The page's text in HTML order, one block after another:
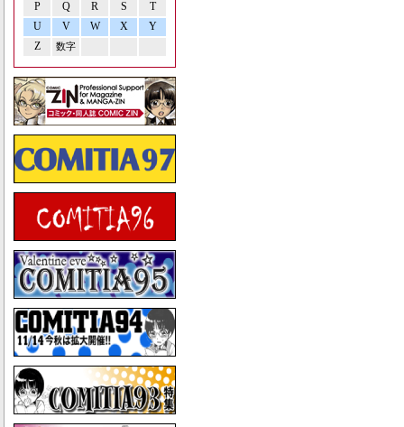
P Q R S
T
U
V W X
Y
Z
数字